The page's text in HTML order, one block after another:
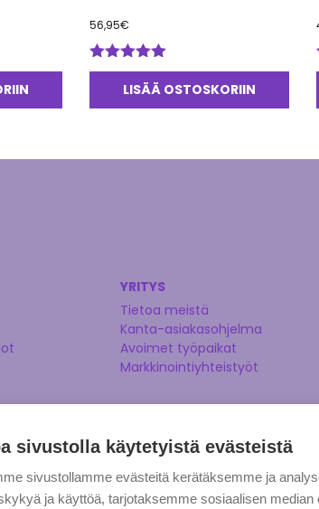
56,95€
Arvostelu
tuotteesta:
LISÄÄ OSTOSKORIIN
YRITYS
Tietoa meistä
Kanta-asiakasohjelma
Avoimet työpaikat
Markkinointiyhteistyöt
sivustolla käytetyistä evästeistä
sivustollamme evästeitä kerätäksemme ja
ja käyttöä, tarjotaksemme sosiaalisen median